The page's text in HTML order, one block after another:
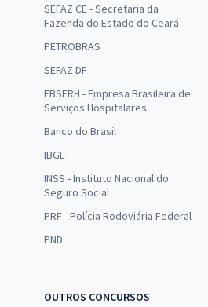
SEFAZ CE - Secretaria da
Fazenda do Estado do Ceará
PETROBRAS
SEFAZ DF
EBSERH - Empresa Brasileira de
Serviços Hospitalares
Banco do Brasil
IBGE
INSS - Instituto Nacional do
Seguro Social
PRF - Polícia Rodoviária Federal
PND
OUTROS CONCURSOS